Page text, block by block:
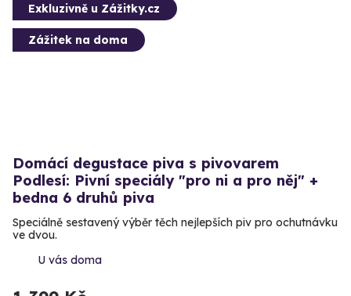
Exkluzivně u Zážitky.cz
Zážitek na doma
Domácí degustace piva s pivovarem
Podlesí: Pivní speciály "pro ni a pro něj" +
bedna 6 druhů piva
Speciálně sestavený výběr těch nejlepších piv pro ochutnávku
ve dvou.
U vás doma